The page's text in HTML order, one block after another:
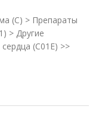
(C) > Препараты
> Другие
(C01E) >>